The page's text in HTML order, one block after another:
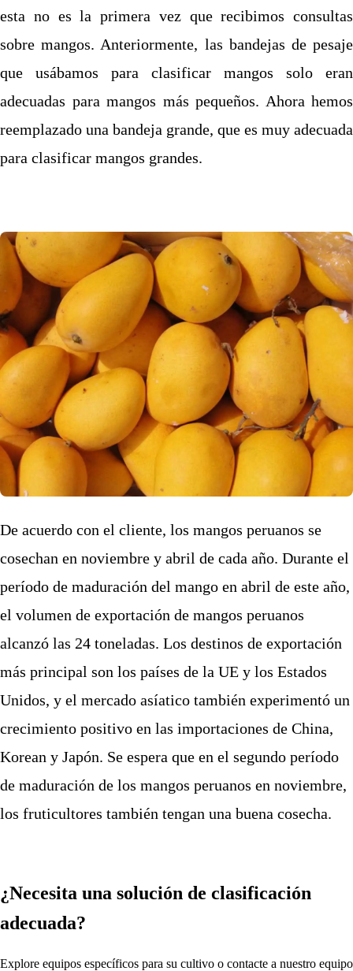
esta no es la primera vez que recibimos consultas
sobre mangos. Anteriormente, las bandejas de pesaje
que usábamos para clasificar mangos solo eran
adecuadas para mangos más pequeños. Ahora hemos
reemplazado una bandeja grande, que es muy adecuada
para clasificar mangos grandes.
De acuerdo con el cliente, los mangos peruanos se
cosechan en noviembre y abril de cada año. Durante el
período de maduración del mango en abril de este año,
el volumen de exportación de mangos peruanos
alcanzó las 24 toneladas. Los destinos de exportación
más principal son los países de la UE y los Estados
Unidos, y el mercado asíatico también experimentó un
crecimiento positivo en las importaciones de China,
Korean y Japón. Se espera que en el segundo período
de maduración de los mangos peruanos en noviembre,
los fruticultores también tengan una buena cosecha.
¿Necesita una solución de clasificación
adecuada?
Explore equipos específicos para su cultivo o contacte a nuestro equipo